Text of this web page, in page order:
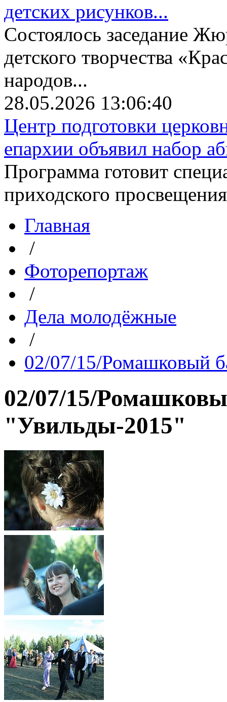
детских рисунков...
Состоялось заседание
детского творчества
народов...
28.05.2026 13:06:40
Центр подготовки
епархии объявил набор
Программа готовит
приходского
Главная
/
Фоторепортаж
/
Дела молодёжные
/
02/07/15/Ромашковый
02/07/15/
"Увильды-2015"